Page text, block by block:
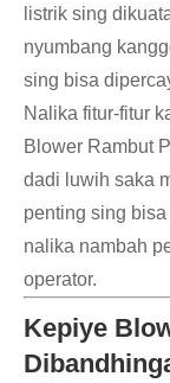
listrik sing
nyumbang
sing bisa
Nalika fitur-fitur
Blower Rambut
dadi luwih saka
penting sing
nalika nambah
operator.
Kepiye